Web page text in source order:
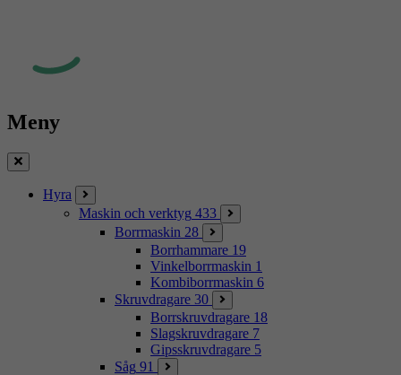
Meny
Stäng
Hyra
Maskin och verktyg 433
Borrmaskin 28
Borrhammare 19
Vinkelborrmaskin 1
Kombiborrmaskin 6
Skruvdragare 30
Borrskruvdragare 18
Slagskruvdragare 7
Gipsskruvdragare 5
Såg 91